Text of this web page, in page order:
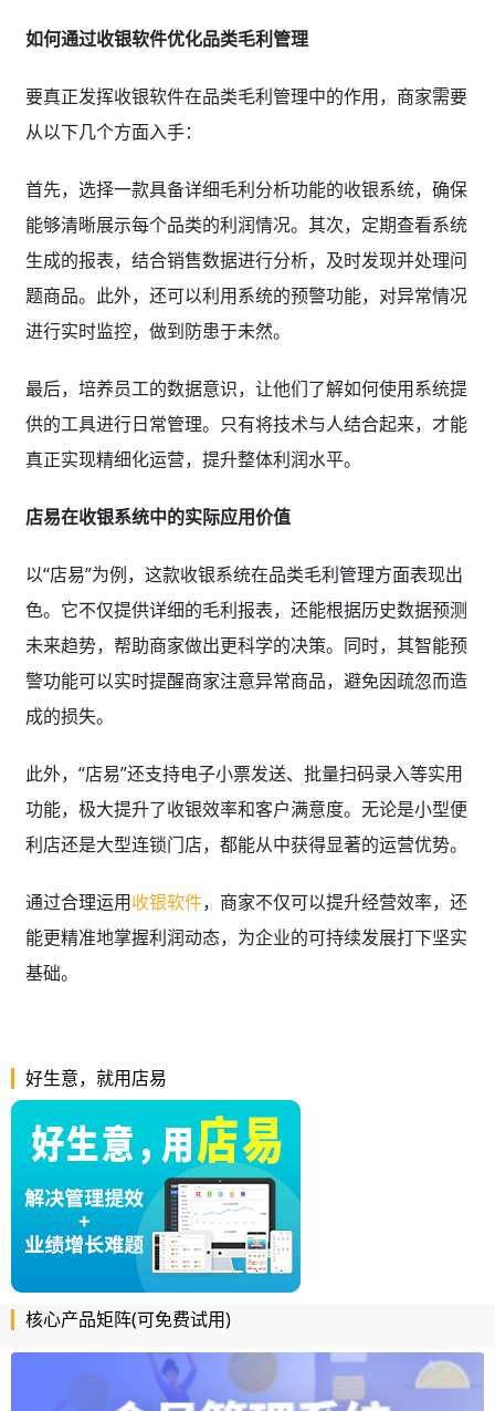
如何通过收银软件优化品类毛利管理
要真正发挥收银软件在品类毛利管理中的作用，商家需要
从以下几个方面入手：
首先，选择一款具备详细毛利分析功能的收银系统，确保
能够清晰展示每个品类的利润情况。其次，定期查看系统
生成的报表，结合销售数据进行分析，及时发现并处理问
题商品。此外，还可以利用系统的预警功能，对异常情况
进行实时监控，做到防患于未然。
最后，培养员工的数据意识，让他们了解如何使用系统提
供的工具进行日常管理。只有将技术与人结合起来，才能
真正实现精细化运营，提升整体利润水平。
店易在收银系统中的实际应用价值
以“店易”为例，这款收银系统在品类毛利管理方面表现出
色。它不仅提供详细的毛利报表，还能根据历史数据预测
未来趋势，帮助商家做出更科学的决策。同时，其智能预
警功能可以实时提醒商家注意异常商品，避免因疏忽而造
成的损失。
此外，“店易”还支持电子小票发送、批量扫码录入等实用
功能，极大提升了收银效率和客户满意度。无论是小型便
利店还是大型连锁门店，都能从中获得显著的运营优势。
通过合理运用收银软件，商家不仅可以提升经营效率，还
能更精准地掌握利润动态，为企业的可持续发展打下坚实
基础。
好生意，就用店易
核心产品矩阵(可免费试用)